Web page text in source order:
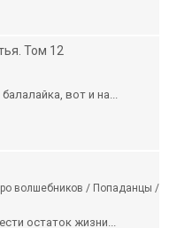
Том 12
вот и на...
волшебников / Попаданцы /
остаток жизни...